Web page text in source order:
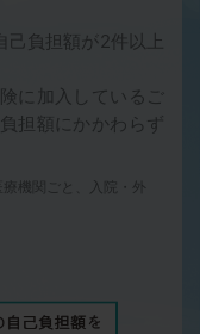
己負担額が2件以上
に加入しているご
担額にかかわらず
機関ごと、入院・外